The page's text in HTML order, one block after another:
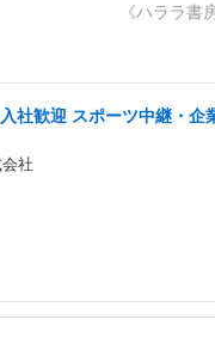
《ハララ書
社歓迎 スポーツ中継・企
社